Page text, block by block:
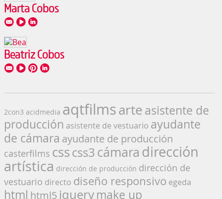
Marta Cobos
Beatriz Cobos
2con3 acidmedia aqtfilmsarte asistente de
producción asistente de vestuario ayudante
de cámara ayudante de producción
casterfilms csscss3 cámara dirección
artística dirección de producción dirección de
vestuario directo diseño responsivo egeda
html html5 jquerymake up